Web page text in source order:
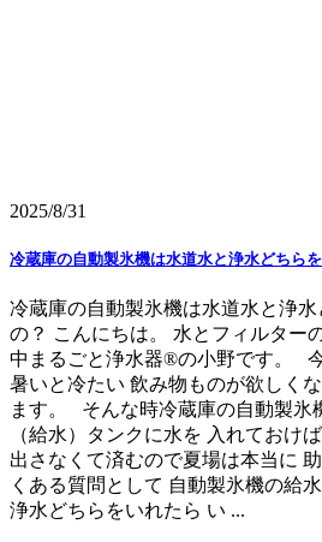
2025/8/31
冷蔵庫の自動製氷機は水道水と浄水どちら
冷蔵庫の自動製氷機は水道水と浄
の？ こんにちは。 水とフィルター
中まるごと浄水器®の小野です。
暑いと冷たい 飲み物ものが欲しく
ます。 そんな時冷蔵庫の自動製氷
（給水）タンクに水を 入れておけ
出さなくて済むので夏場は本当に
くある質問として 自動製氷機の給
浄水どちらをいれたら い ...